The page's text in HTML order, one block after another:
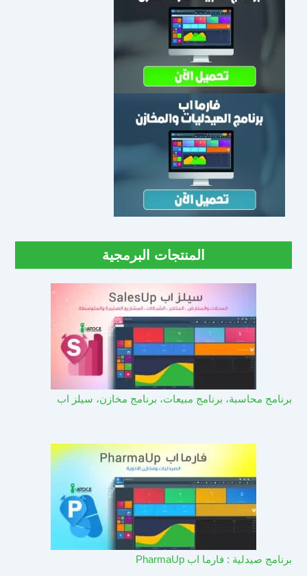
المنتجات البرمجية
برنامج محاسبة، برنامج مبيعات، برنامج مخازن، سيلز اب
برنامج صيدلية : فارما اب PharmaUp​